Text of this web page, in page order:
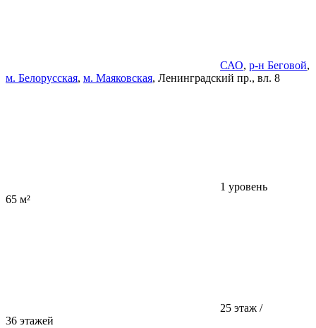
САО, р-н Беговой,
м. Белорусская, м. Маяковская, Ленинградский пр., вл. 8
1 уровень
65 м²
25 этаж /
36 этажей